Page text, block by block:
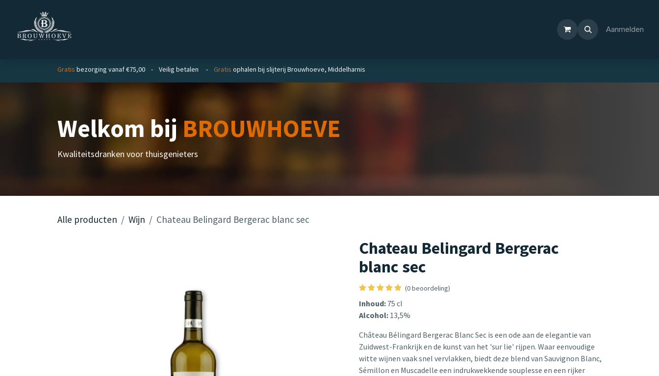
Aanmelden
Gratis bezorging vanaf €75,00 - Veilig betalen - Gratis ophalen bij slijterij Brouwhoeve, Middelharnis
Welkom bijBROUWHOEVE
Kwaliteitsdranken voor thuisgenieters
Alle producten Wijn Chateau Belingard Bergerac blanc sec
Chateau Belingard Bergerac
blanc sec
(0 beoordeling)
Inhoud: 75 cl
Alcohol: 13,5%
Château Bélingard Bergerac Blanc Sec is een ode aan de elegantie van
Zuidwest-Frankrijk en de kunst van het 'sur lie' rijpen. Waar eenvoudige
witte wijnen vaak snel vervlakken, biedt deze blend van Sauvignon Blanc,
Sémillon en Muscadelle een indrukwekkende souplesse en een rijker